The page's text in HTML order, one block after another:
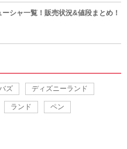
シャ一覧！販売状況&値段まとめ！
ズ ディズニーランド
ランド ペン